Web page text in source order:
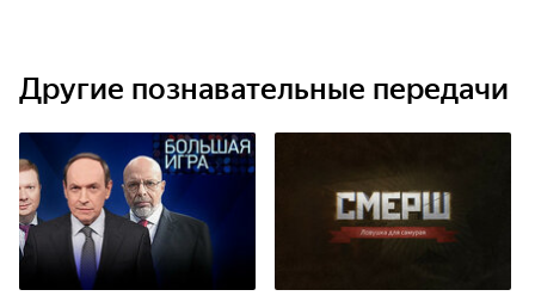
Другие познавательные передачи